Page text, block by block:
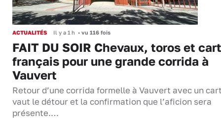
ACTUALITÉS Il y a 1 h • vu 116 fois
FAIT DU SOIR Chevaux, toros et
français pour une grande corrida à
Vauvert
Retour d’une corrida formelle à Vauvert avec un
vaut le détour et la confirmation que l’aficion sera
présente.…